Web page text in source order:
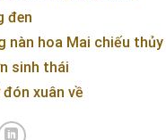
đen
nàn hoa Mai chiếu thủy
sinh thái
xuân về